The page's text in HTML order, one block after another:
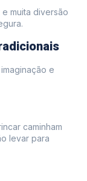
muita diversão
e
caminham
levar para